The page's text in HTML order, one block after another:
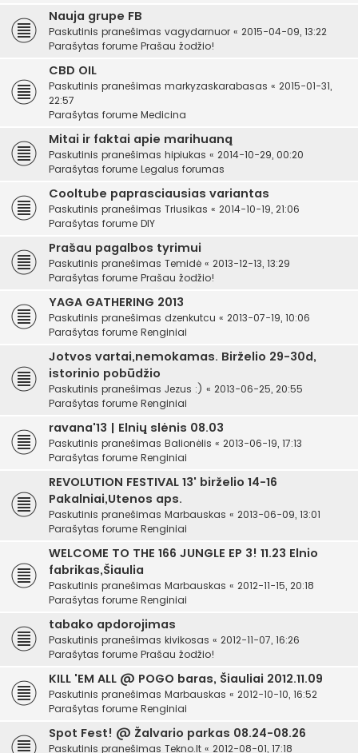
Nauja grupe FB
Paskutinis pranešimas vagydarnuor « 2015-04-09, 13:22
Parašytas forume Prašau žodžio!
CBD OIL
Paskutinis pranešimas markyzaskarabasas « 2015-01-31,
22:57
Parašytas forume Medicina
Mitai ir faktai apie marihuaną
Paskutinis pranešimas hipiukas « 2014-10-29, 00:20
Parašytas forume Legalus forumas
Cooltube paprasciausias variantas
Paskutinis pranešimas Triusikas « 2014-10-19, 21:06
Parašytas forume DIY
Prašau pagalbos tyrimui
Paskutinis pranešimas Temidė « 2013-12-13, 13:29
Parašytas forume Prašau žodžio!
YAGA GATHERING 2013
Paskutinis pranešimas dzenkutcu « 2013-07-19, 10:06
Parašytas forume Renginiai
Jotvos vartai,nemokamas. Birželio 29-30d,
istorinio pobūdžio
Paskutinis pranešimas Jezus :) « 2013-06-25, 20:55
Parašytas forume Renginiai
ravana'13 | Elnių slėnis 08.03
Paskutinis pranešimas Balionėlis « 2013-06-19, 17:13
Parašytas forume Renginiai
REVOLUTION FESTIVAL 13' birželio 14-16
Pakalniai,Utenos aps.
Paskutinis pranešimas Marbauskas « 2013-06-09, 13:01
Parašytas forume Renginiai
WELCOME TO THE 166 JUNGLE EP 3! 11.23 Elnio
fabrikas,Šiaulia
Paskutinis pranešimas Marbauskas « 2012-11-15, 20:18
Parašytas forume Renginiai
tabako apdorojimas
Paskutinis pranešimas kivikosas « 2012-11-07, 16:26
Parašytas forume Prašau žodžio!
KILL 'EM ALL @ POGO baras, Šiauliai 2012.11.09
Paskutinis pranešimas Marbauskas « 2012-10-10, 16:52
Parašytas forume Renginiai
Spot Fest! @ Žalvario parkas 08.24-08.26
Paskutinis pranešimas Tekno.lt « 2012-08-01, 17:18